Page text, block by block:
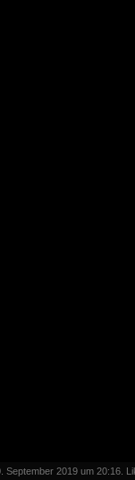
September 2019 um 20:16.